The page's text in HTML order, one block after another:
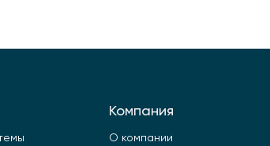
Компания
О компании